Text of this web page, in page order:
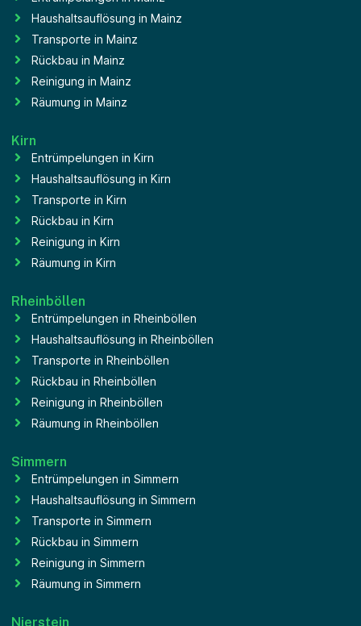
Haushaltsauflösung in Mainz
Transporte in Mainz
Rückbau in Mainz
Reinigung in Mainz
Räumung in Mainz
Kirn
Entrümpelungen in Kirn
Haushaltsauflösung in Kirn
Transporte in Kirn
Rückbau in Kirn
Reinigung in Kirn
Räumung in Kirn
Rheinböllen
Entrümpelungen in Rheinböllen
Haushaltsauflösung in Rheinböllen
Transporte in Rheinböllen
Rückbau in Rheinböllen
Reinigung in Rheinböllen
Räumung in Rheinböllen
Simmern
Entrümpelungen in Simmern
Haushaltsauflösung in Simmern
Transporte in Simmern
Rückbau in Simmern
Reinigung in Simmern
Räumung in Simmern
Nierstein